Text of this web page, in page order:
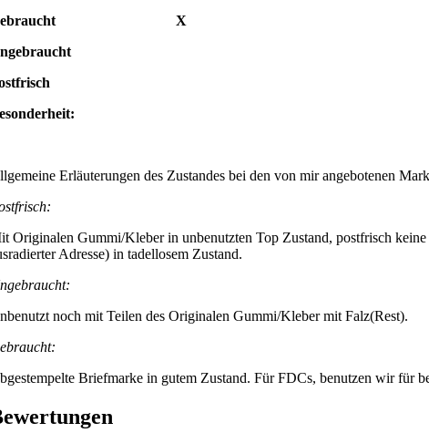
X
Erläuterungen des Zustandes bei den von mir angebotenen
Originalen Gummi/Kleber in unbenutzten Top Zustand, postfrisch
Adresse) in tadellosem Zustand.
noch mit Teilen des Originalen Gummi/Kleber mit Falz(Rest).
Briefmarke in gutem Zustand. Für FDCs, benutzen wir für